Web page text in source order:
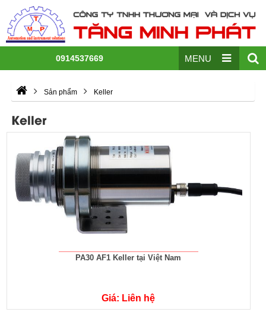
0914537669 MENU
Sản phẩm Keller
Keller
PA30 AF1 Keller tại Việt Nam
Giá: Liên hệ